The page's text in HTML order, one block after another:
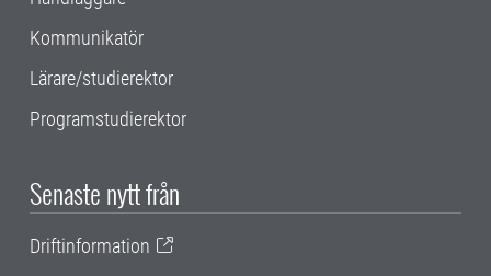
Kommunikatör
Lärare/studierektor
Programstudierektor
Senaste nytt från
Driftinformation